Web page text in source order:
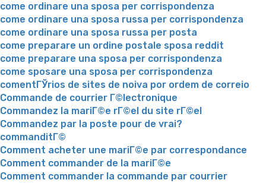
come ordinare una sposa per corrispondenza
come ordinare una sposa russa per corrispondenza
come ordinare una sposa russa per posta
come preparare un ordine postale sposa reddit
come preparare una sposa per corrispondenza
come sposare una sposa per corrispondenza
comentГЎrios de sites de noiva por ordem de correio
Commande de courrier Г©lectronique
Commandez la mariГ©e rГ©el du site rГ©el
Commandez par la poste pour de vrai?
commanditГ©
Comment acheter une mariГ©e par correspondance
Comment commander de la mariГ©e
Comment commander la commande par courrier